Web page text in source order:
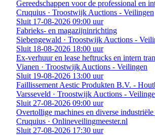
Gereedschappen voor de professional en
Cruquius · Troostwijk Auctions - Veilingen
Sluit 17-08-2026 09:00 uur
Fabrieks- en magazijninrichting
Siebengewald · Troostwijk Auctions -
Sluit 18-08-2026 18:00 uur
Ex-verhuur en lease heftrucks en intern
Vianen · Troostwijk Auctions - Veilingen
Sluit 19-08-2026 13:00 uur
Faillissement Aestic Produkten B.V. -
Varsseveld · Troostwijk Auctions -
Sluit 27-08-2026 09:00 uur
Overtollige machines en diverse industriële
Cruquius · Onlineveilingmeester.nl
Sluit 27-08-2026 17:30 uur